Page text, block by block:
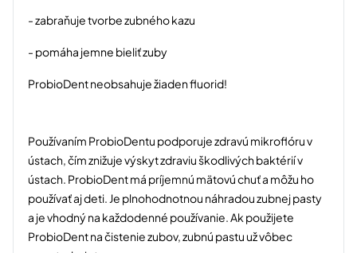
- zabraňuje tvorbe zubného kazu
- pomáha jemne bieliť zuby
ProbioDent neobsahuje žiaden fluorid!
Používaním ProbioDentu podporuje zdravú mikroflóru v
ústach, čím znižuje výskyt zdraviu škodlivých baktérií v
ústach. ProbioDent má príjemnú mätovú chuť a môžu ho
používať aj deti. Je plnohodnotnou náhradou zubnej pasty
a je vhodný na každodenné používanie. Ak použijete
ProbioDent na čistenie zubov, zubnú pastu už vôbec